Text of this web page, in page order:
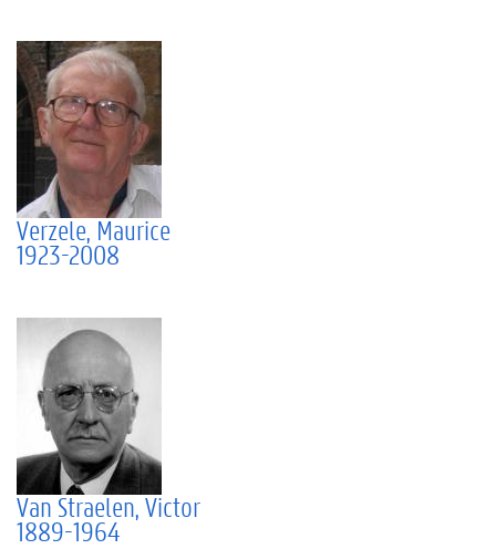
Verzele, Maurice
1923-2008
Van Straelen, Victor
1889-1964